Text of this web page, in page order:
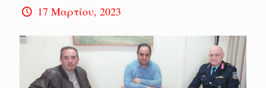
17 Μαρτίου, 2023